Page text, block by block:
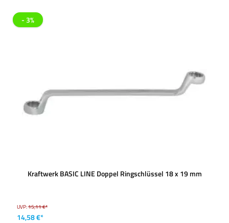
- 3%
Kraftwerk BASIC LINE Doppel Ringschlüssel 18 x 19 mm
UVP:15,11 €*
14,58 €*